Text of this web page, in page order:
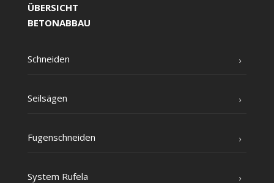
ÜBERSICHT
BETONABBAU
Schnei­den
Seil­sä­gen
Fugen­schnei­den
Sys­tem Rufela